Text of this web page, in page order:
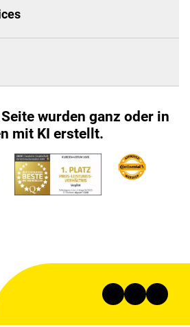
wurden ganz oder in
mit KI erstellt.